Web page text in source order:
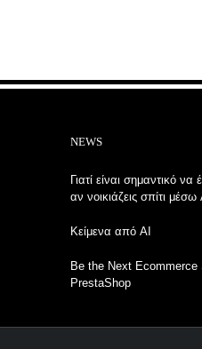
NEWS
Γιατί είναι σημαντικό να
αν νοικιάζεις σπίτι
Κείμενα από AI
Be the Next
PrestaShop